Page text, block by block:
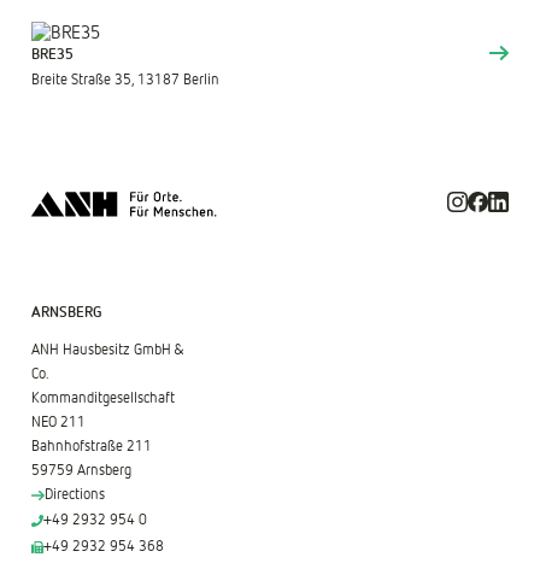
BRE35
Breite Straße 35, 13187 Berlin
ARNSBERG
ANH Hausbesitz GmbH &
Co.
Kommanditgesellschaft
NEO 211
Bahnhofstraße 211
59759 Arnsberg
Directions
+49 2932 954 0
+49 2932 954 368